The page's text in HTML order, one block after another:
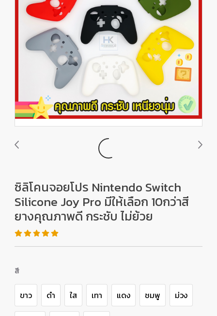
ซิลิโคนจอยโปร Nintendo Switch
Silicone Joy Pro มีให้เลือก 10กว่าสี
ยางคุณภาพดี กระชับ ไม่ย้วย
สี
ขาว ดำ ใส เทา แดง ชมพู ม่วง